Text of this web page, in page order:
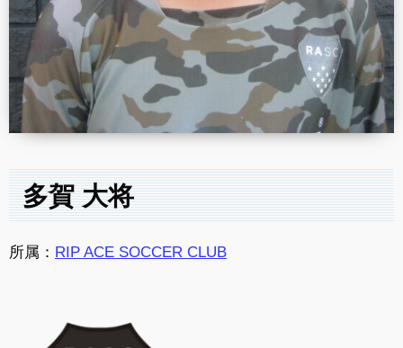
多賀 大将
所属： RIP ACE SOCCER CLUB